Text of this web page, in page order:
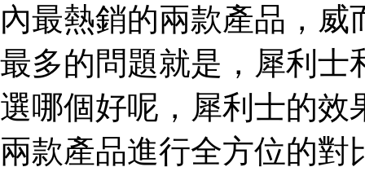
內最熱銷的兩款產品，
最多的問題就是，犀利士
選哪個好呢，犀利士的效
兩款產品進行全方位的對